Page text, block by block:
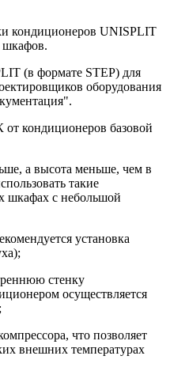
кондиционеров UNISPLIT
шкафов.
(в формате STEP) для
оборудования
кондиционеров базовой
а высота меньше, чем в
такие
шкафах с небольшой
установка
стенку
осуществляется
что позволяет
внешних температурах